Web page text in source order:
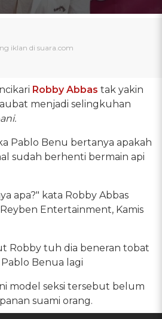
Robby Abbas tak yakin
menjadi selingkuhan
Pablo Benu bertanya apakah
sudah berhenti bermain api
apa?" kata Robby Abbas
Entertainment, Kamis
Robby tuh dia beneran tobat
Benua lagi
model seksi tersebut belum
suami orang.